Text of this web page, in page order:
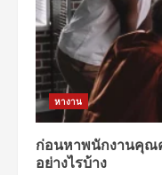
หางาน
ก่อนหาพนักงานคุณ
อย่างไรบ้าง